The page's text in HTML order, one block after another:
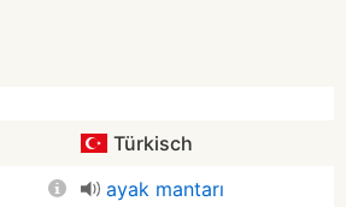
Türkisch
ayak mantarı